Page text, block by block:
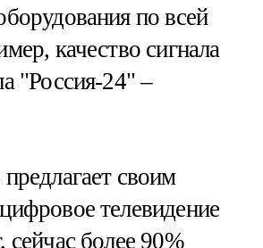
по всей
качество сигнала
"Россия-24" –
своим
телевидение
сейчас более 90%